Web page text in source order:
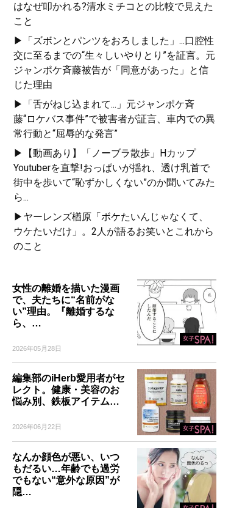
はなぜ叩かれる?清水ミチコとの比較で見えた
こと
▶「ズボンとパンツをおろしました」...口腔性
交に至るまでの“生々しいやりとり”を証言。元
ジャンポケ斉藤被告が「同意があった」と信
じた理由
▶「舌がねじ込まれて...」元ジャンポケ斉
藤“ロケバス事件”で被害者が証言、車内での異
常行動と“屈辱的な発言”
▶【動画あり】「ノーブラ散歩」Hカップ
Youtuberを直撃!おっぱいが揺れ、透け乳首で
街中を歩いて“恥ずかしくない”のか聞いてみた
ら...
▶ヤーレンズ楢原「ボケたいんじゃなくて、
ウケたいだけ」。2人が語るお笑いとこれから
のこと
女性の離婚を描いた漫画
で、夫たちに“名前がな
い”理由。『離婚するな
ら、…
2026年05月28日
編集部のiHerb愛用者がセ
レクト。健康・美容のお
悩み別、鉄板アイテム…
2026年06月22日
なんか顔色が悪い、いつ
もだるい…年齢でも過労
でもない“意外な原因”が
隠…